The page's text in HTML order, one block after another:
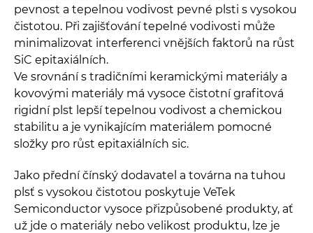
pevnost a tepelnou vodivost pevné plsti s vysokou
čistotou. Při zajišťování tepelné vodivosti může
minimalizovat interferenci vnějších faktorů na růst
SiC epitaxiálních.
Ve srovnání s tradičními keramickými materiály a
kovovými materiály má vysoce čistotní grafitová
rigidní plst lepší tepelnou vodivost a chemickou
stabilitu a je vynikajícím materiálem pomocné
složky pro růst epitaxiálních sic.
Jako přední čínský dodavatel a továrna na tuhou
plsť s vysokou čistotou poskytuje VeTek
Semiconductor vysoce přizpůsobené produkty, ať
už jde o materiály nebo velikost produktu, lze je